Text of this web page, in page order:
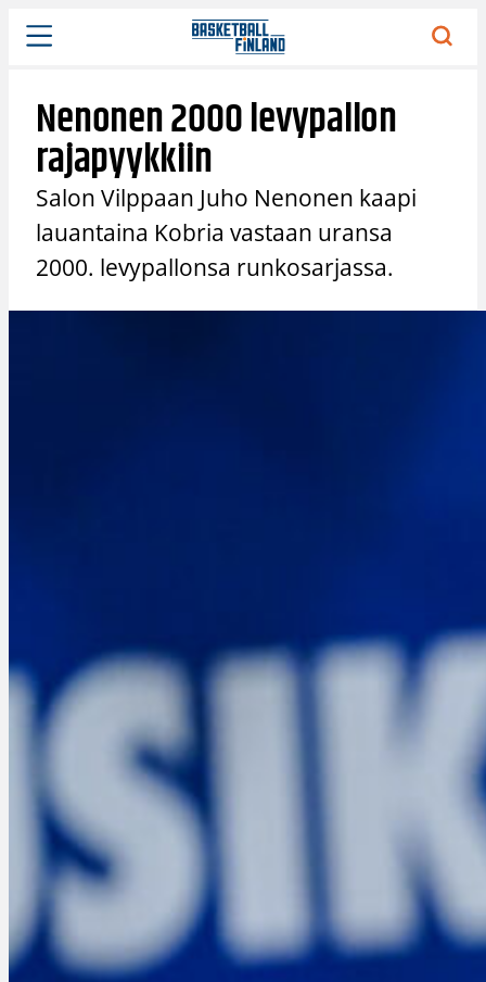
Siirry
sisältöön
Nenonen 2000 levypallon
rajapyykkiin
Salon Vilppaan Juho Nenonen kaapi
lauantaina Kobria vastaan uransa
2000. levypallonsa runkosarjassa.